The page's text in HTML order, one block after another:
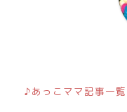
♪あっこママ記事一